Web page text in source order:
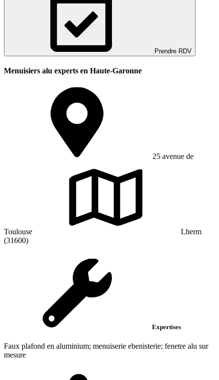
Prendre RDV
Menuisiers alu experts en Haute-Garonne
25 avenue de
Toulouse
Lherm
(31600)
Expertises
Faux plafond en aluminium; menuiserie ebenisterie; fenetre alu sur
mesure